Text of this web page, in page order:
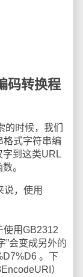
码转换程
的时候，我们
格式字符串编
字到这类URL
。
，使用
使用GB2312
”会变成另外的
。下
）